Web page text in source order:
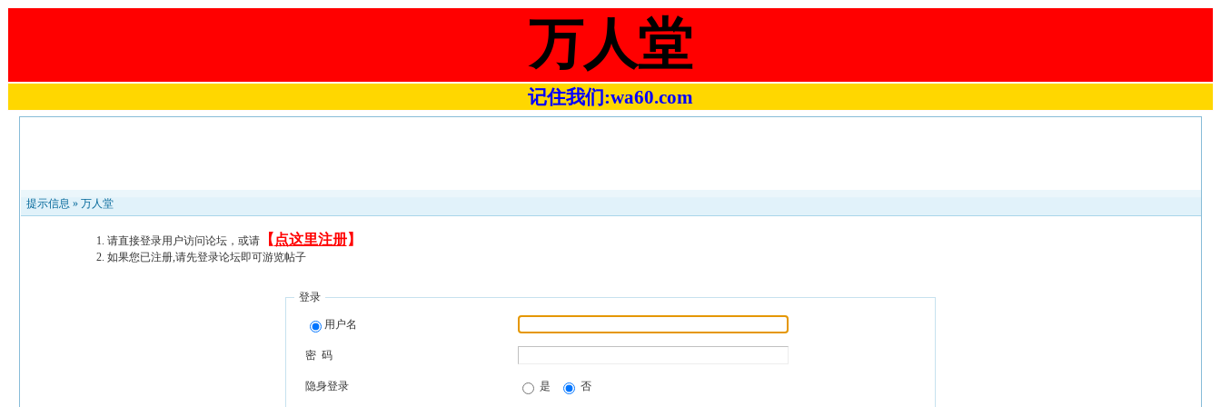
万人堂
记住我们:wa60.com
提示信息 » 万人堂
请直接登录用户访问论坛，或请【 点这里注册】
如果您已注册,请先登录论坛即可游览帖子
登录
用户名
密 码
隐身登录 是 否